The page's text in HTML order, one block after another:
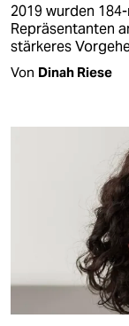
2019 wurden
Repräsentanten
stärkeres
Von Dinah Riese